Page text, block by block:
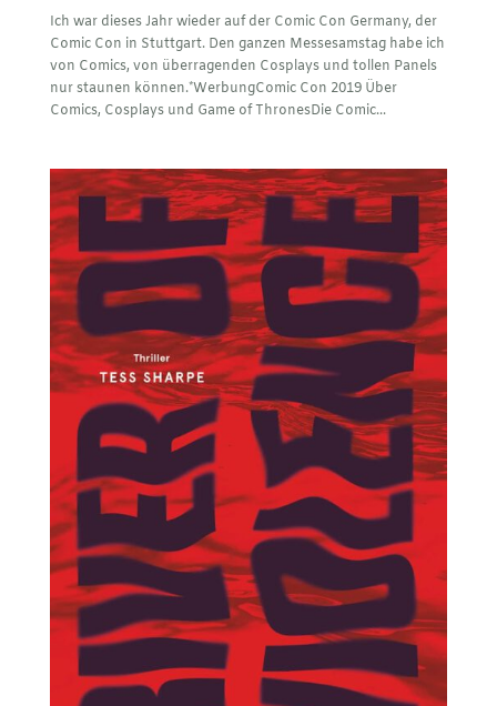
Ich war dieses Jahr wieder auf der Comic Con Germany, der
Comic Con in Stuttgart. Den ganzen Messesamstag habe ich
von Comics, von überragenden Cosplays und tollen Panels
nur staunen können.*WerbungComic Con 2019 Über
Comics, Cosplays und Game of ThronesDie Comic...